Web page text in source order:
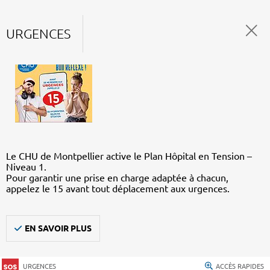
URGENCES
Le CHU de Montpellier active le Plan Hôpital en Tension –
Niveau 1.
Pour garantir une prise en charge adaptée à chacun,
appelez le 15 avant tout déplacement aux urgences.
EN SAVOIR PLUS
URGENCES ACCÈS RAPIDES